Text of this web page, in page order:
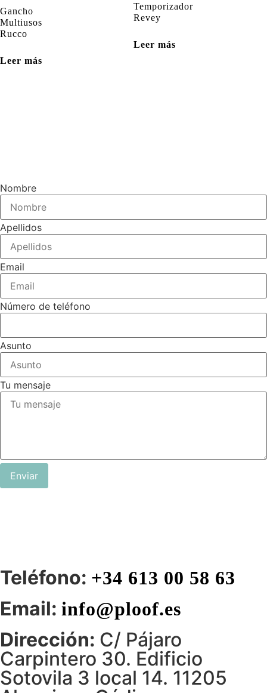
Gancho
Multiusos
Rucco
Leer más
Temporizador
Revey
Leer más
Nombre
Apellidos
Email
Número de teléfono
Asunto
Tu mensaje
Enviar
Teléfono: +34 613 00 58 63
Email: info@ploof.es
Dirección: C/ Pájaro
Carpintero 30. Edificio
Sotovila 3 local 14. 11205